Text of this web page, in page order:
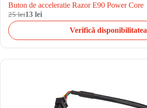
Buton de acceleratie Razor E90 Power Core
25 lei13 lei
Verifică disponibilitatea